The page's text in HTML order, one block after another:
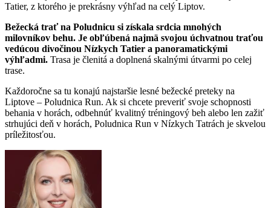
Tatier, z ktorého je prekrásny výhľad na celý Liptov.
Bežecká trať na Poludnicu si získala srdcia mnohých
milovníkov behu. Je obľúbená najmä svojou úchvatnou traťou
vedúcou divočinou Nízkych Tatier a panoramatickými
výhľadmi. Trasa je členitá a doplnená skalnými útvarmi po celej
trase.
Každoročne sa tu konajú najstaršie lesné bežecké preteky na
Liptove – Poludnica Run. Ak si chcete preveriť svoje schopnosti
behania v horách, odbehnúť kvalitný tréningový beh alebo len zažiť
strhujúci deň v horách, Poludnica Run v Nízkych Tatrách je skvelou
príležitosťou.